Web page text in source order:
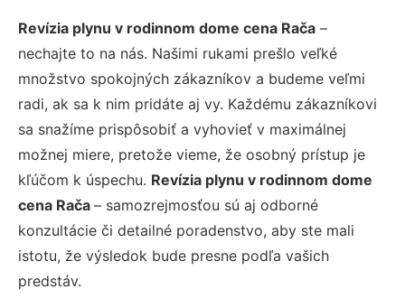
Revízia plynu v rodinnom dome cena Rača –
nechajte to na nás. Našimi rukami prešlo veľké
množstvo spokojných zákazníkov a budeme veľmi
radi, ak sa k nim pridáte aj vy. Každému zákazníkovi
sa snažíme prispôsobiť a vyhovieť v maximálnej
možnej miere, pretože vieme, že osobný prístup je
kľúčom k úspechu. Revízia plynu v rodinnom dome
cena Rača – samozrejmosťou sú aj odborné
konzultácie či detailné poradenstvo, aby ste mali
istotu, že výsledok bude presne podľa vašich
predstáv.